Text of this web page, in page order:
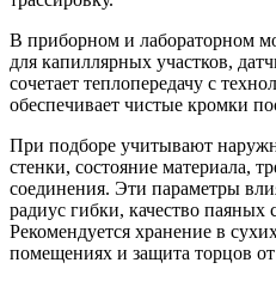
В приборном и лабораторном
для капиллярных участков,
сочетает теплопередачу с
обеспечивает чистые кромки
При подборе учитывают
стенки, состояние материала,
соединения. Эти параметры
радиус гибки, качество паяных
Рекомендуется хранение в
помещениях и защита торцов от